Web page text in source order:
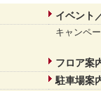
イベント
キャンペ
フロア案
駐車場案